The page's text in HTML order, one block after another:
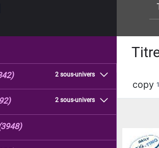
2 sous-univers
2 sous-univers
copy